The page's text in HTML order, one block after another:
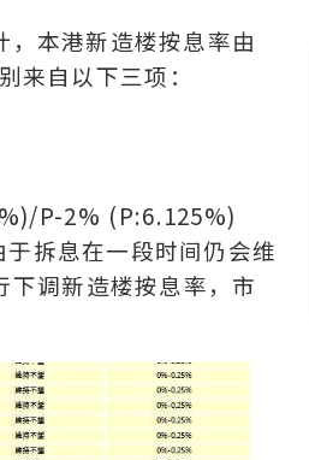
本港新造楼按息率由
自以下三项：
P-2% (P:6.125%)
拆息在一段时间仍会维
调新造楼按息率，市